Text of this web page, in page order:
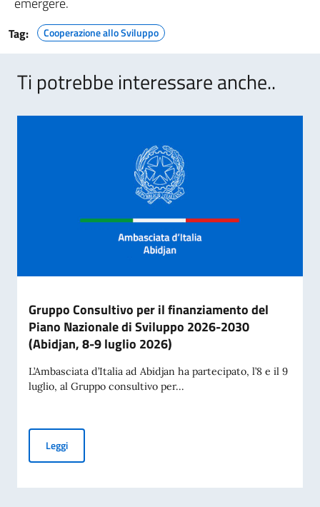
Tag: Cooperazione allo Sviluppo
Ti potrebbe interessare anche..
Gruppo Consultivo per il finanziamento del
Piano Nazionale di Sviluppo 2026-2030
(Abidjan, 8-9 luglio 2026)
L’Ambasciata d’Italia ad Abidjan ha partecipato, l’8 e il 9
luglio, al Gruppo consultivo per...
LeggiGruppo Consultivo per il finanziamento del Piano